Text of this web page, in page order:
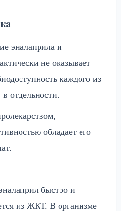
эналаприла и
не оказывает
каждого из
отдельности.
обладает его
быстро и
из ЖКТ. В организме